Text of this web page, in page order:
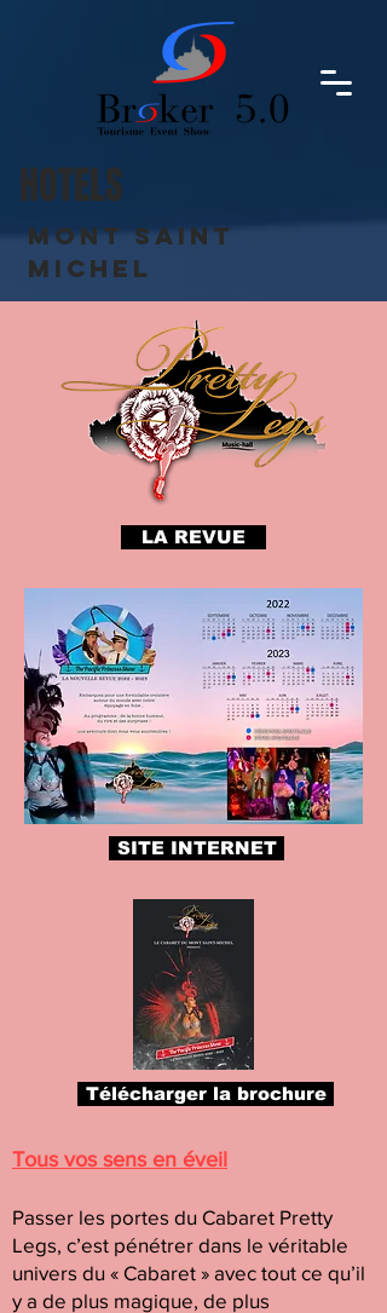
HOTELS
Mont Saint
Michel
LA REVUE
SITE INTERNET
Télécharger la brochure
Tous vos sens en éveil
Passer les portes du Cabaret Pretty
Legs, c’est pénétrer dans le véritable
univers du « Cabaret » avec tout ce qu’il
y a de plus magique, de plus